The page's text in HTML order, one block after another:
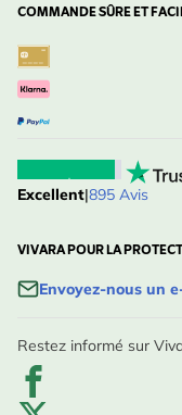
COMMANDE SÛRE ET
Excellent|895 Avis
VIVARA POUR LA
Envoyez-nous un
Restez informé sur